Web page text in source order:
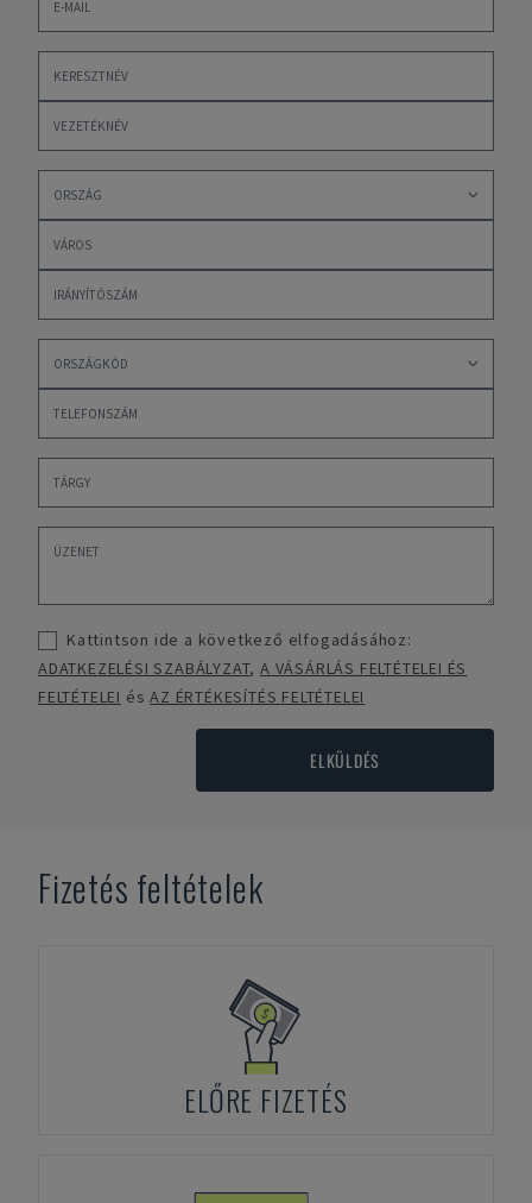
Kattintson ide a következő elfogadásához:
ADATKEZELÉSI SZABÁLYZAT,A VÁSÁRLÁS FELTÉTELEI ÉS
FELTÉTELEI ésAZ ÉRTÉKESÍTÉS FELTÉTELEI
ELKÜLDÉS
Fizetés feltételek
ELŐRE FIZETÉS